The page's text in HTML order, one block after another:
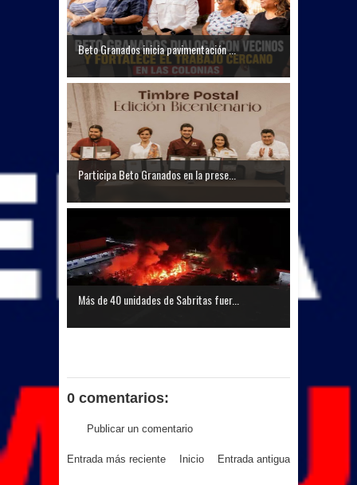
Beto Granados inicia pavimentación ...
Participa Beto Granados en la prese...
Más de 40 unidades de Sabritas fuer...
0 comentarios:
Publicar un comentario
Entrada más reciente Entrada antigua
Inicio